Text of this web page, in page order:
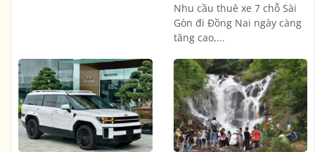
Nhu cầu thuê xe 7 chỗ Sài
Gòn đi Đồng Nai ngày càng
tăng cao,...